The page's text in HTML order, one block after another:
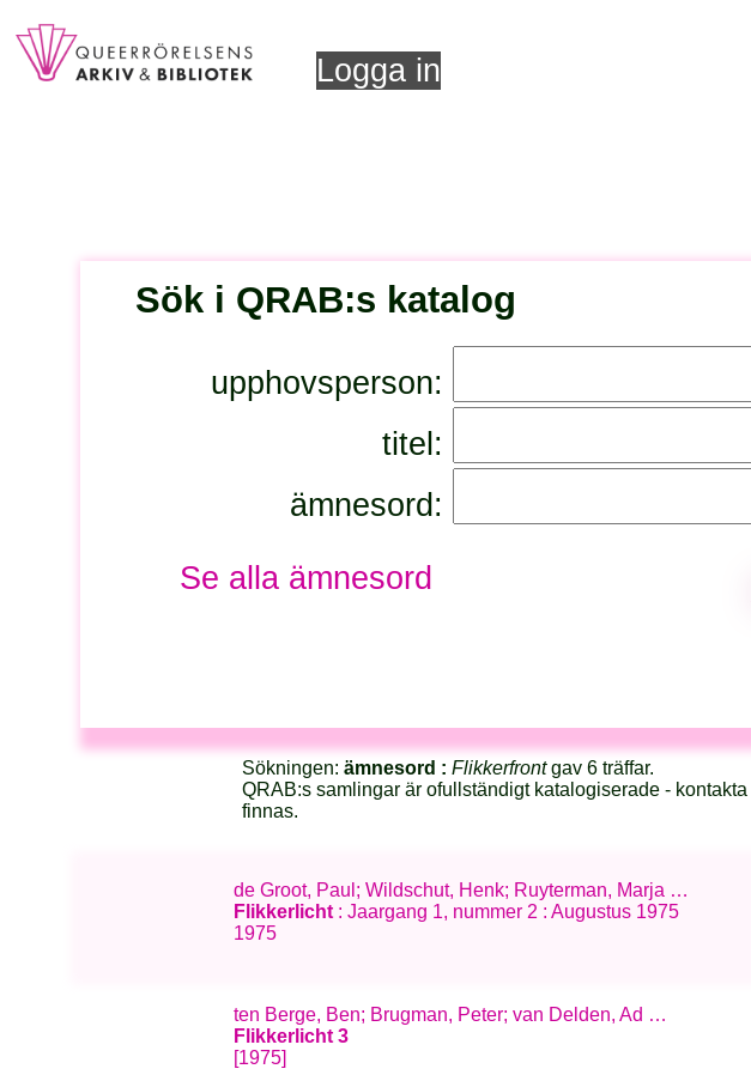
Logga in
Sök i QRAB:s katalog
upphovsperson:
titel:
ämnesord:
Se alla ämnesord
Sökningen: ämnesord : Flikkerfrontgav 6 träffar.
QRAB:s samlingar är ofullständigt katalogiserade - kontakta
finnas.
de Groot, Paul; Wildschut, Henk; Ruyterman, Marja …
Flikkerlicht : Jaargang 1, nummer 2 : Augustus 1975
1975
ten Berge, Ben; Brugman, Peter; van Delden, Ad …
Flikkerlicht 3
[1975]